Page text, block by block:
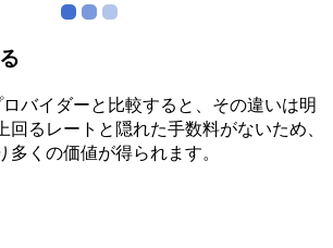
バイダーと比較すると、その違いは明
回るレートと隠れた手数料がないため、
くの価値が得られます。